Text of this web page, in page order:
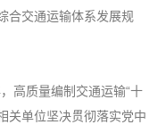
合交通运输体系发展规
高质量编制交通运输“十
关单位坚决贯彻落实党中